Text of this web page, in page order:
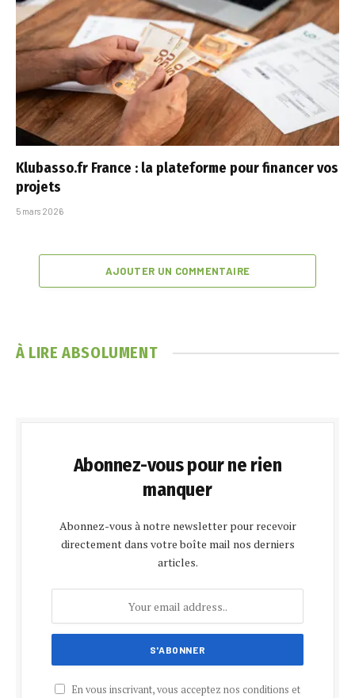
Klubasso.fr France : la plateforme pour financer vos
projets
5 mars 2026
AJOUTER UN COMMENTAIRE
À LIRE ABSOLUMENT
Abonnez-vous pour ne rien
manquer
Abonnez-vous à notre newsletter pour recevoir
directement dans votre boîte mail nos derniers
articles.
En vous inscrivant, vous acceptez nos conditions et